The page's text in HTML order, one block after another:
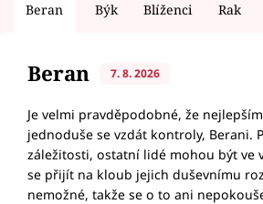
Beran Býk Blíženci Rak
Beran 7. 8. 2026
Je velmi pravděpodobné, že
jednoduše se vzdát kontroly, Berani.
záležitosti, ostatní lidé mohou být ve
se přijít na kloub jejich duševnímu
nemožné, takže se o to ani